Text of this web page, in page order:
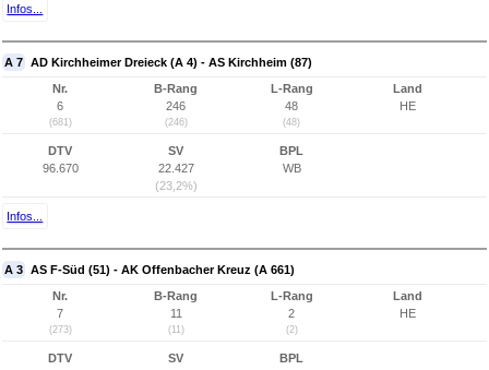
Infos...
A 7 AD Kirchheimer Dreieck (A 4) - AS Kirchheim (87)
Nr.
6
(681)
B-Rang
246
(246)
L-Rang
48
(48)
Land
HE
DTV
96.670
SV
22.427
(23,2%)
BPL
WB
Infos...
A 3 AS F-Süd (51) - AK Offenbacher Kreuz (A 661)
Nr.
7
(273)
B-Rang
11
(11)
L-Rang
2
(2)
Land
HE
DTV
SV
BPL